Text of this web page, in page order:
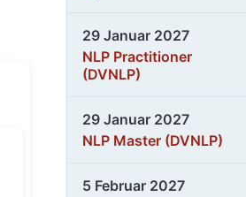
29 Januar 2027
NLP Practitioner
(DVNLP)
29 Januar 2027
NLP Master (DVNLP)
5 Februar 2027